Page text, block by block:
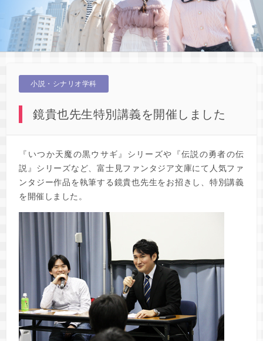
小説・シナリオ学科
鏡貴也先生特別講義を開催しました
『いつか天魔の黒ウサギ』シリーズや『伝説の勇者の伝
説』シリーズなど、富士見ファンタジア文庫にて人気ファ
ンタジー作品を執筆する鏡貴也先生をお招きし、特別講義
を開催しました。